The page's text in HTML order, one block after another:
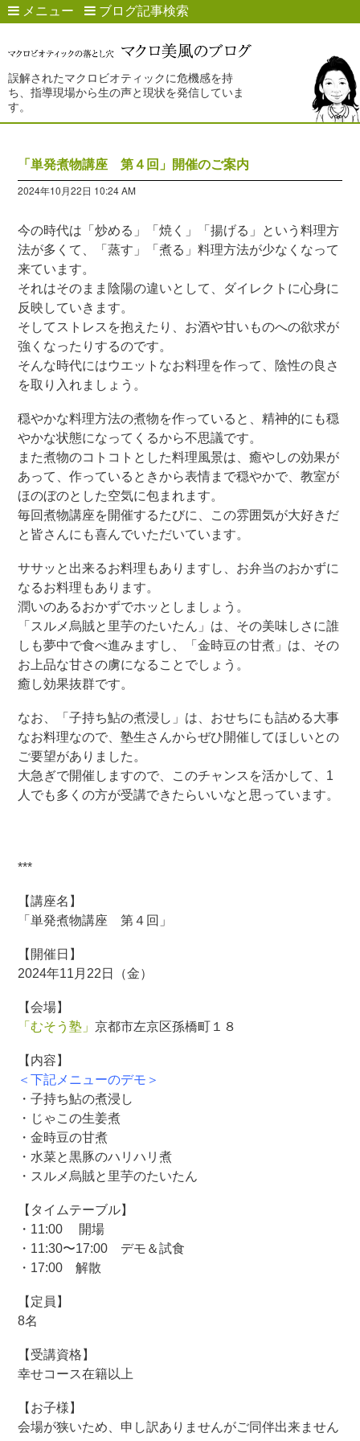
メニュー ブログ記事検索
誤解されたマクロビオティックに危機感を持
ち、指導現場から生の声と現状を発信していま
す。
「単発煮物講座 第４回」開催のご案内
2024年10月22日 10:24 AM
今の時代は「炒める」「焼く」「揚げる」という料理方
法が多くて、「蒸す」「煮る」料理方法が少なくなって
来ています。
それはそのまま陰陽の違いとして、ダイレクトに心身に
反映していきます。
そしてストレスを抱えたり、お酒や甘いものへの欲求が
強くなったりするのです。
そんな時代にはウエットなお料理を作って、陰性の良さ
を取り入れましょう。
穏やかな料理方法の煮物を作っていると、精神的にも穏
やかな状態になってくるから不思議です。
また煮物のコトコトとした料理風景は、癒やしの効果が
あって、作っているときから表情まで穏やかで、教室が
ほのぼのとした空気に包まれます。
毎回煮物講座を開催するたびに、この雰囲気が大好きだ
と皆さんにも喜んでいただいています。
ササッと出来るお料理もありますし、お弁当のおかずに
なるお料理もあります。
潤いのあるおかずでホッとしましょう。
「スルメ烏賊と里芋のたいたん」は、その美味しさに誰
しも夢中で食べ進みますし、「金時豆の甘煮」は、その
お上品な甘さの虜になることでしょう。
癒し効果抜群です。
なお、「子持ち鮎の煮浸し」は、おせちにも詰める大事
なお料理なので、塾生さんからぜひ開催してほしいとの
ご要望がありました。
大急ぎで開催しますので、このチャンスを活かして、1
人でも多くの方が受講できたらいいなと思っています。
***
【講座名】
「単発煮物講座 第４回」
【開催日】
2024年11月22日（金）
【会場】
「むそう塾」京都市左京区孫橋町１８
【内容】
＜下記メニューのデモ＞
・子持ち鮎の煮浸し
・じゃこの生姜煮
・金時豆の甘煮
・水菜と黒豚のハリハリ煮
・スルメ烏賊と里芋のたいたん
【タイムテーブル】
・11:00 開場
・11:30〜17:00 デモ＆試食
・17:00 解散
【定員】
8名
【受講資格】
幸せコース在籍以上
【お子様】
会場が狭いため、申し訳ありませんがご同伴出来ません